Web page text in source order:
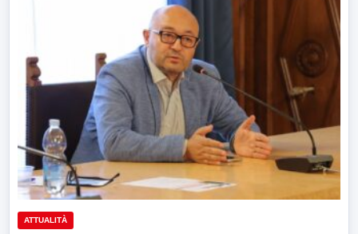
ATTUALITÀ